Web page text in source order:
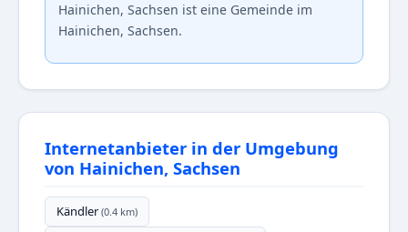
Hainichen, Sachsen ist eine Gemeinde im
Hainichen, Sachsen.
Internetanbieter in der Umgebung
von Hainichen, Sachsen
Kändler(0.4 km)